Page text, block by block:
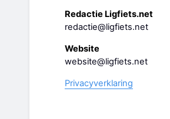
Redactie Ligfiets.net
redactie@ligfiets.net
Website
website@ligfiets.net
Privacyverklaring